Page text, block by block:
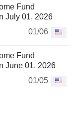
Fund
July 01, 2026
01/06
Fund
June 01, 2026
01/05